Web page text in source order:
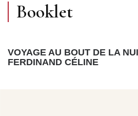
Booklet
VOYAGE AU BOUT DE LA
FERDINAND CÉLINE